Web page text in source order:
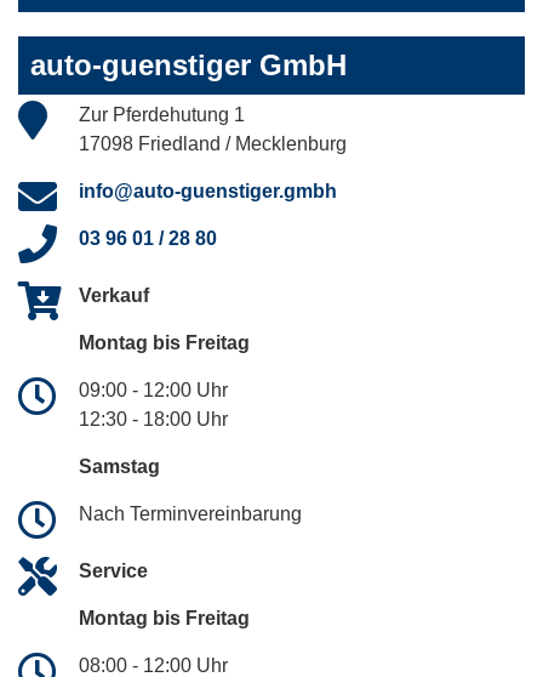
auto-guenstiger GmbH
Zur Pferdehutung 1
17098 Friedland / Mecklenburg
info@auto-guenstiger.gmbh
03 96 01 / 28 80
Verkauf
Montag bis Freitag
09:00 - 12:00 Uhr
12:30 - 18:00 Uhr
Samstag
Nach Terminvereinbarung
Service
Montag bis Freitag
08:00 - 12:00 Uhr